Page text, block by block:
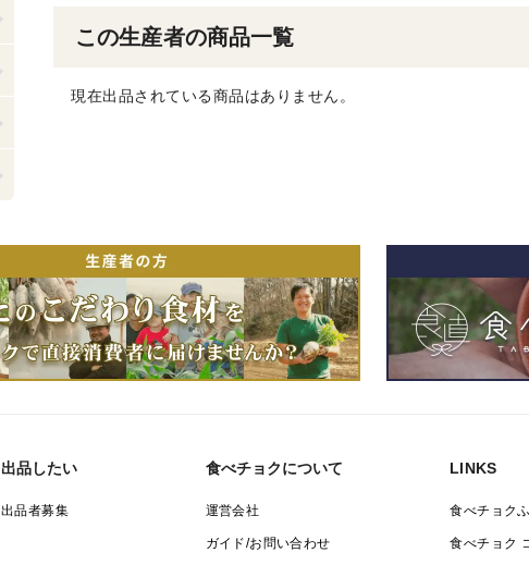
この生産者の商品一覧
現在出品されている商品はありません。
出品したい
出品者募集
食べチョクについて
運営会社
ガイド/お問い合わせ
LINKS
食べチョク
食べチョク